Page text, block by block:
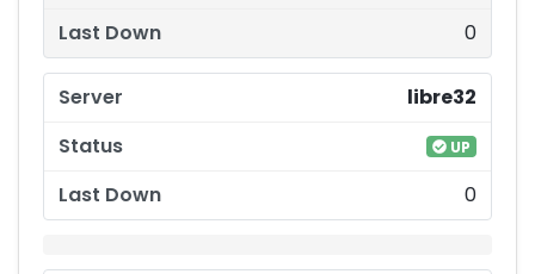
0
libre32
UP
0